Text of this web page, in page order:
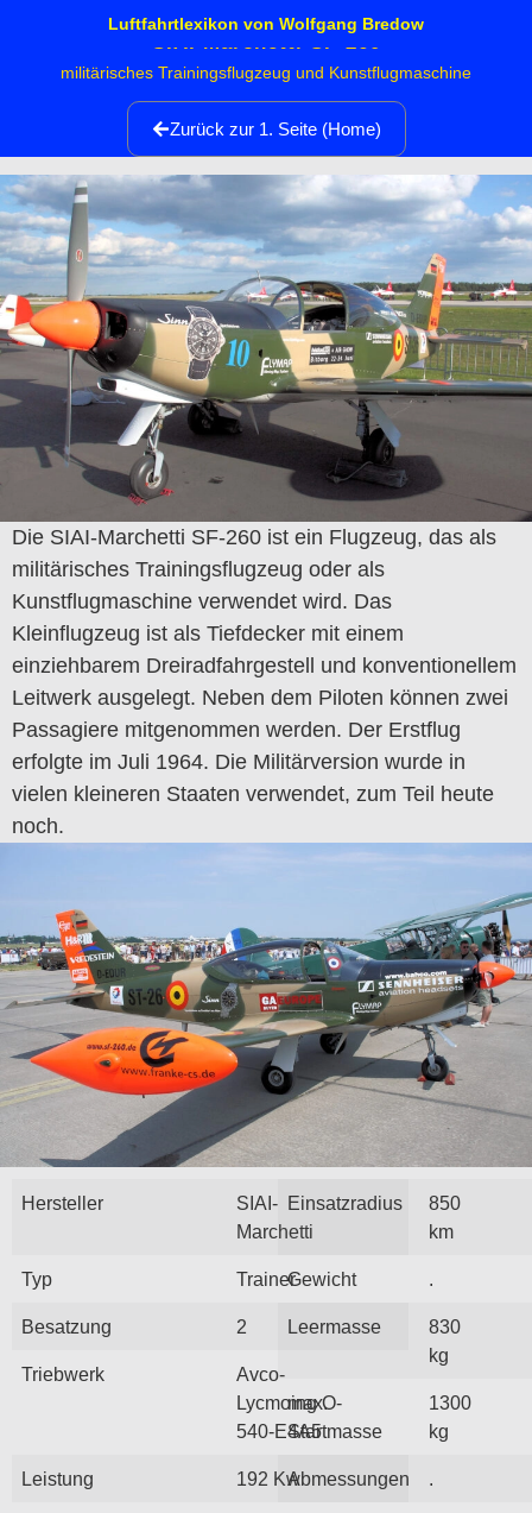
Luftfahrtlexikon von Wolfgang Bredow
SIAI Marchetti SF-260
militärisches Trainingsflugzeug und Kunstflugmaschine
Zurück zur 1. Seite (Home)
Die SIAI-Marchetti SF-260 ist ein Flugzeug, das als
militärisches Trainingsflugzeug oder als
Kunstflugmaschine verwendet wird. Das
Kleinflugzeug ist als Tiefdecker mit einem
einziehbarem Dreiradfahrgestell und konventionellem
Leitwerk ausgelegt. Neben dem Piloten können zwei
Passagiere mitgenommen werden. Der Erstflug
erfolgte im Juli 1964. Die Militärversion wurde in
vielen kleineren Staaten verwendet, zum Teil heute
noch.
Hersteller
SIAI-
Marchetti
Typ Trainer
Besatzung 2
Triebwerk
Avco-
Lycmoing O-
540-E4A5
Leistung 192 Kw
Einsatzradius
850
km
Gewicht .
Leermasse
830
kg
max.
Startmasse
1300
kg
Abmessungen .